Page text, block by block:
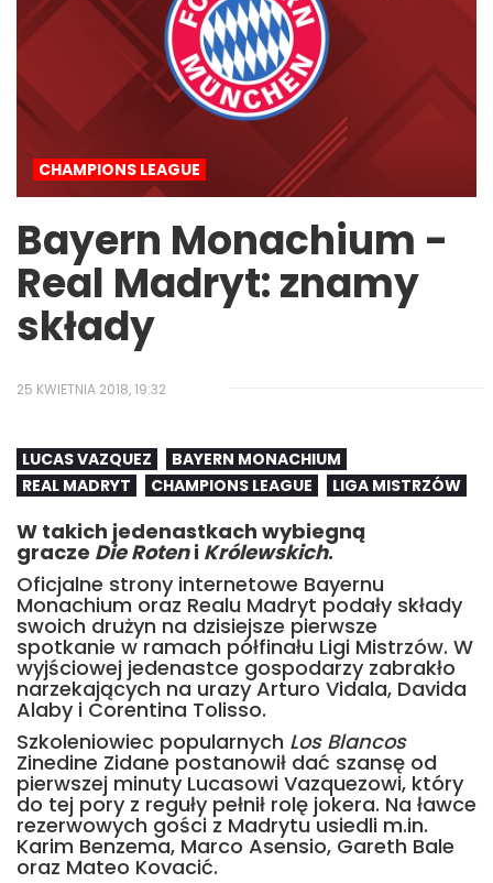
CHAMPIONS LEAGUE
Bayern Monachium -
Real Madryt: znamy
składy
25 KWIETNIA 2018, 19:32
LUCAS VAZQUEZ
BAYERN MONACHIUM
REAL MADRYT
CHAMPIONS LEAGUE LIGA MISTRZÓW
W takich jedenastkach wybiegną
gracze Die Roteni Królewskich.
Oficjalne strony internetowe Bayernu
Monachium oraz Realu Madryt podały składy
swoich drużyn na dzisiejsze pierwsze
spotkanie w ramach półfinału Ligi Mistrzów. W
wyjściowej jedenastce gospodarzy zabrakło
narzekających na urazy Arturo Vidala, Davida
Alaby i Corentina Tolisso.
Szkoleniowiec popularnych Los Blancos
Zinedine Zidane postanowił dać szansę od
pierwszej minuty Lucasowi Vazquezowi, który
do tej pory z reguły pełnił rolę jokera. Na ławce
rezerwowych gości z Madrytu usiedli m.in.
Karim Benzema, Marco Asensio, Gareth Bale
oraz Mateo Kovacić.